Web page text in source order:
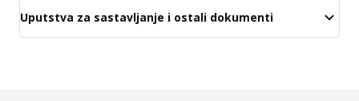
Uputstva za sastavljanje i ostali dokumenti